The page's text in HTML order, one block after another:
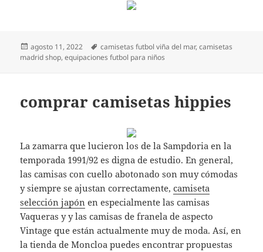
Publicado
el
agosto 11, 2022 Etiquetas
camisetas futbol viña del mar,camisetas
madrid shop,equipaciones futbol para niños
comprar camisetas hippies
La zamarra que lucieron los de la Sampdoria en la
temporada 1991/92 es digna de estudio. En general,
las camisas con cuello abotonado son muy cómodas
y siempre se ajustan correctamente,camiseta
selección japón en especialmente las camisas
Vaqueras y y las camisas de franela de aspecto
Vintage que están actualmente muy de moda. Así, en
la tienda de Moncloa puedes encontrar propuestas